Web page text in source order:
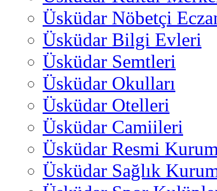
Üsküdar Nöbetçi
Üsküdar Bilgi Evleri
Üsküdar Semtleri
Üsküdar Okulları
Üsküdar Otelleri
Üsküdar Camiileri
Üsküdar Resmi
Üsküdar Sağlık